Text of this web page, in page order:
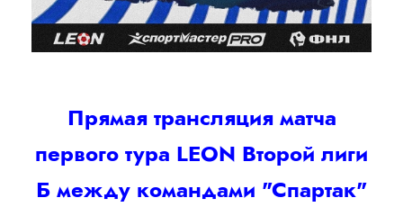
Прямая трансляция матча
первого тура LEON Второй лиги
Б между командами "Спартак"